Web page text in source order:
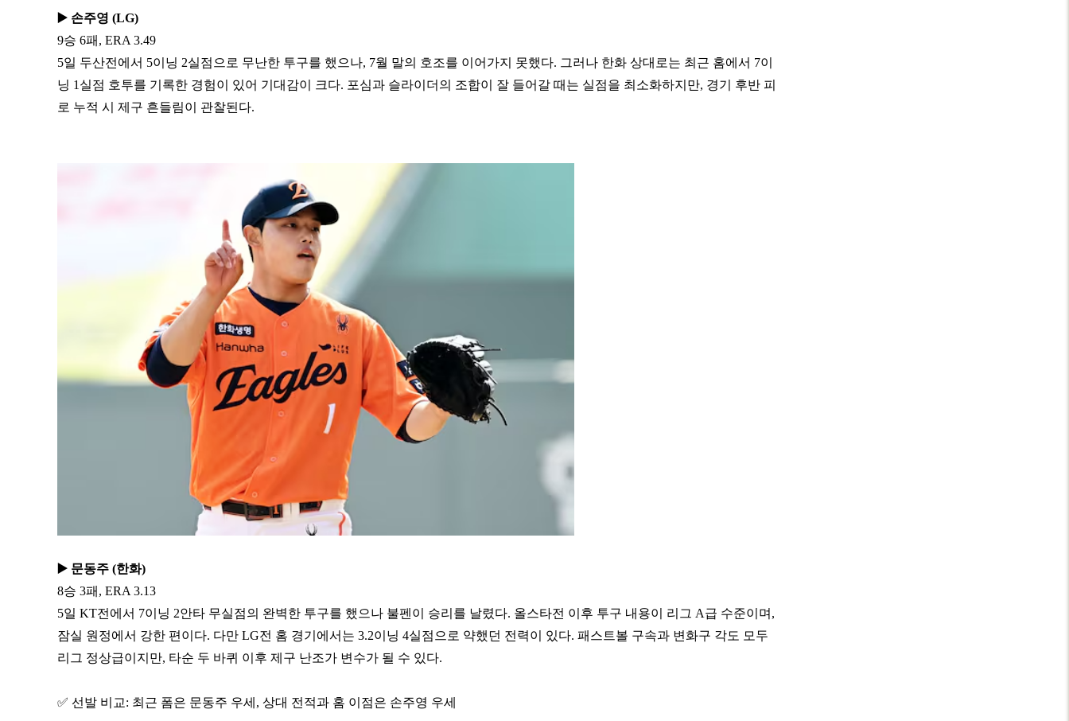
▶️ 손주영 (LG)
9승 6패, ERA 3.49
5일 두산전에서 5이닝 2실점으로 무난한 투구를 했으나, 7월 말의 호조를 이어가지 못했다. 그러나 한화 상대로는 최근 홈에서 7이
닝 1실점 호투를 기록한 경험이 있어 기대감이 크다. 포심과 슬라이더의 조합이 잘 들어갈 때는 실점을 최소화하지만, 경기 후반 피
로 누적 시 제구 흔들림이 관찰된다.
▶️ 문동주 (한화)
8승 3패, ERA 3.13
5일 KT전에서 7이닝 2안타 무실점의 완벽한 투구를 했으나 불펜이 승리를 날렸다. 올스타전 이후 투구 내용이 리그 A급 수준이며,
잠실 원정에서 강한 편이다. 다만 LG전 홈 경기에서는 3.2이닝 4실점으로 약했던 전력이 있다. 패스트볼 구속과 변화구 각도 모두
리그 정상급이지만, 타순 두 바퀴 이후 제구 난조가 변수가 될 수 있다.
✅ 선발 비교: 최근 폼은 문동주 우세, 상대 전적과 홈 이점은 손주영 우세